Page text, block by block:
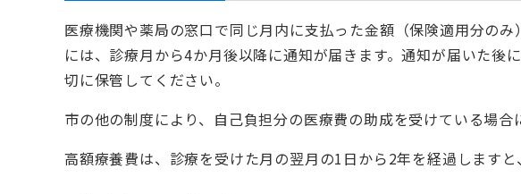
医療機関や薬局の窓口で同じ月内に支払った金額（保険適用分の
には、診療月から4か月後以降に通知が届きます。通知が届いた
切に保管してください。
市の他の制度により、自己負担分の医療費の助成を受けている場
高額療養費は、診療を受けた月の翌月の1日から2年を経過します